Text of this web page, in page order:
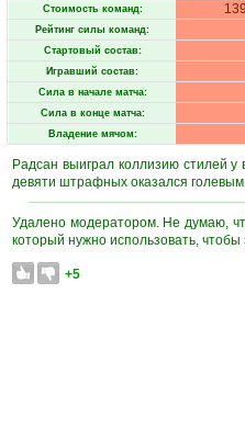
Стоимость команд:
Рейтинг силы команд:
Стартовый состав:
Игравший состав:
Сила в начале матча:
Сила в конце матча:
Владение мячом:
Радсан выиграл коллизию стилей
девяти штрафных оказался
Удалено модератором. Не думаю,
который нужно использовать, чтобы
+5